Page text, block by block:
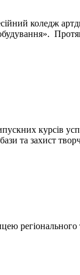
коледж
курсів
та захист